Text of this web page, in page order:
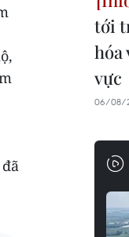
tới
hóa
vực
06/08/